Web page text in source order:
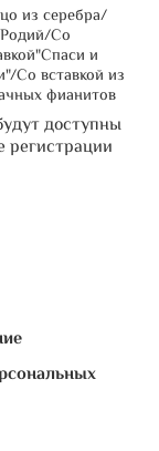
из серебра/
Родий/Со
и
Со вставкой из
фианитов
доступны
регистрации